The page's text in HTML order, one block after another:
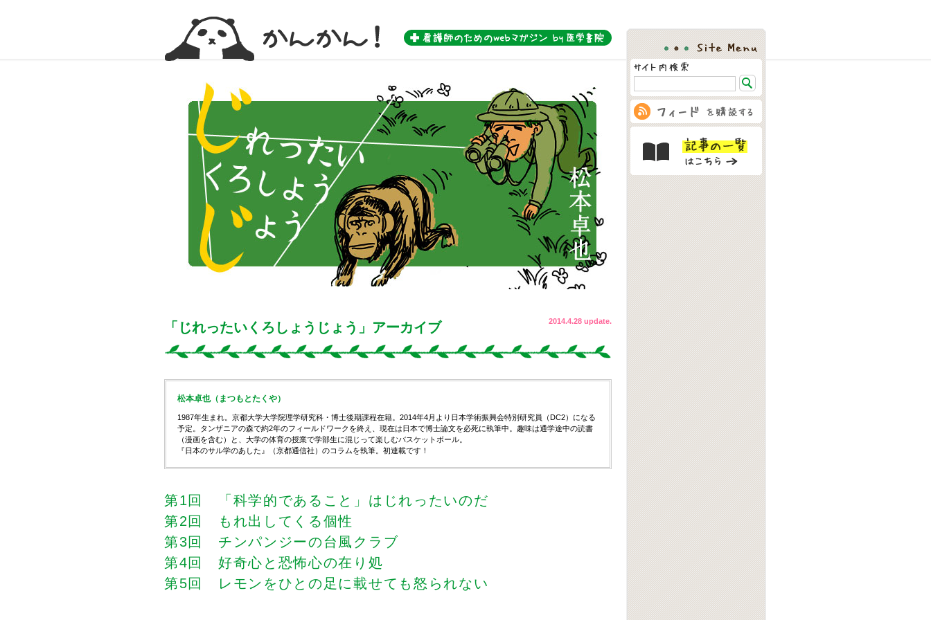
「じれったいくろしょうじょう」アーカイブ 2014.4.28 update.
松本卓也（まつもとたくや）
1987年生まれ。京都大学大学院理学研究科・博士後期課程在籍。2014年4月より日本学術振興会特別研究員（DC2）になる
予定。タンザニアの森で約2年のフィールドワークを終え、現在は日本で博士論文を必死に執筆中。趣味は通学途中の読書
（漫画を含む）と、大学の体育の授業で学部生に混じって楽しむバスケットボール。
『日本のサル学のあした』（京都通信社）のコラムを執筆。初連載です！
第1回 「科学的であること」はじれったいのだ
第2回 もれ出してくる個性
第3回 チンパンジーの台風クラブ
第4回 好奇心と恐怖心の在り処
第5回 レモンをひとの足に載せても怒られない
Site Menu